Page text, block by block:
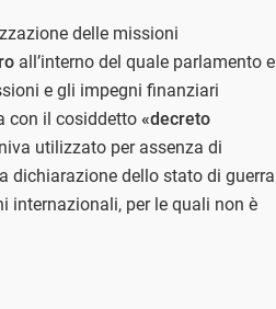
delle missioni
all’interno del quale parlamento e
e gli impegni finanziari
con il cosiddetto «decreto
utilizzato per assenza di
dichiarazione dello stato di guerra
internazionali, per le quali non è